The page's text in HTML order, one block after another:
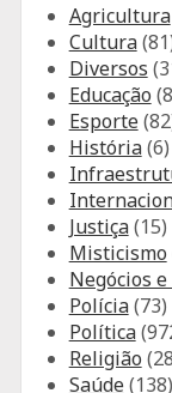
Agricultura
Cultura
Diversos
Educação
Esporte
História(6)
Justiça(15)
Misticismo
Negócios
Polícia(73)
Política
Religião
Saúde(138)